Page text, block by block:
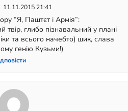
11.11.2015 21:41
“Я, Паштєт і Армія”:
твір, глибо пізнавальний у плані
та всього начебто) шик, слава
генію Кузьми!)